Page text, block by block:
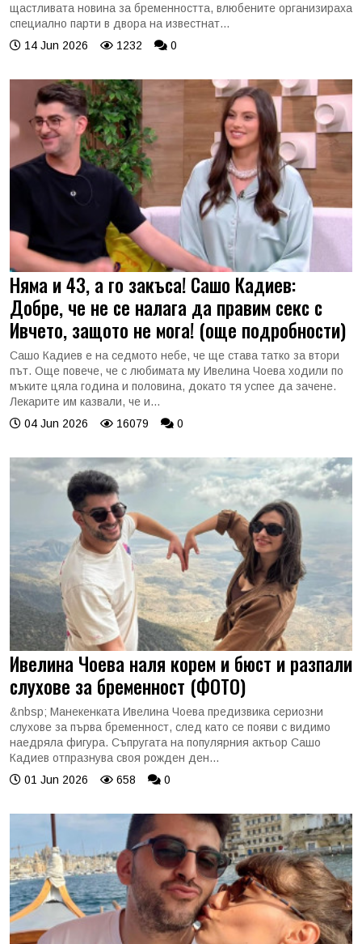
щастливата новина за бременността, влюбените организираха
специално парти в двора на известнат...
14 Jun 2026
1232 0
Няма и 43, а го закъса! Сашо Кадиев:
Добре, че не се налага да правим секс с
Ивчето, защото не мога! (още подробности)
Сашо Кадиев е на седмото небе, че ще става татко за втори
път. Още повече, че с любимата му Ивелина Чоева ходили по
мъките цяла година и половина, докато тя успее да зачене.
Лекарите им казвали, че и...
04 Jun 2026
16079 0
Ивелина Чоева наля корем и бюст и разпали
слухове за бременност (ФОТО)
&nbsp; Манекенката Ивелина Чоева предизвика сериозни
слухове за първа бременност, след като се появи с видимо
наедряла фигура. Съпругата на популярния актьор Сашо
Кадиев отпразнува своя рожден ден...
01 Jun 2026
658 0